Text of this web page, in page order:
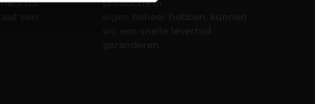
tot
productie in
eigen beheer hebben, kunnen
wij een snelle levertijd
garanderen.